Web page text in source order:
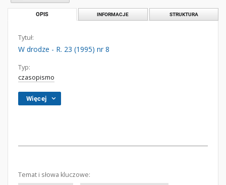
OPIS INFORMACJE STRUKTURA
Tytuł:
W drodze - R. 23 (1995) nr 8
Typ:
czasopismo
Więcej
Temat i słowa kluczowe: